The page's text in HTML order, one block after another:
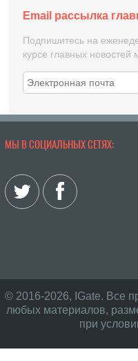
Email рассылка
Подпишитесь на
курсе главных новостей
МЫ В СОЦИАЛЬНЫХ СЕТЯХ:
© 2016-2026, IGate. Все
любых материалов,
при